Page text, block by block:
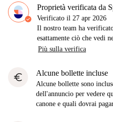
Proprietà verificata da
Verificato il 27 apr 2026
Il nostro team ha
esattamente ciò che vedi
Più sulla verifica
euro Alcune bollette incluse
Alcune bollette sono
dell'annuncio per vedere
canone e quali dovrai